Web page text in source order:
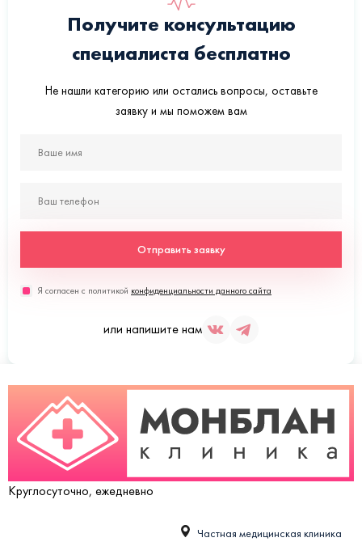
Получите консультацию
специалиста бесплатно
Не нашли категорию или остались вопросы, оставьте
заявку и мы поможем вам
Отправить заявку
Я согласен с политикой конфиденциальности данного сайта
или напишите нам
Круглосуточно, ежедневно
Частная медицинская клиника